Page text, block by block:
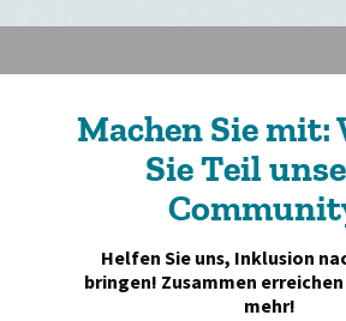
Machen Sie mit:
Sie Teil
Helfen Sie uns, Inklusion
bringen! Zusammen
mehr!